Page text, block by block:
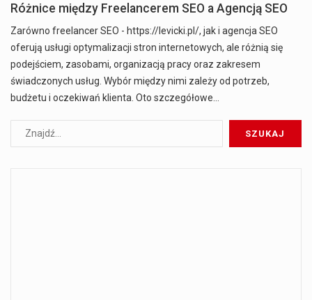
Różnice między Freelancerem SEO a Agencją SEO
Zarówno freelancer SEO - https://levicki.pl/, jak i agencja SEO
oferują usługi optymalizacji stron internetowych, ale różnią się
podejściem, zasobami, organizacją pracy oraz zakresem
świadczonych usług. Wybór między nimi zależy od potrzeb,
budżetu i oczekiwań klienta. Oto szczegółowe…